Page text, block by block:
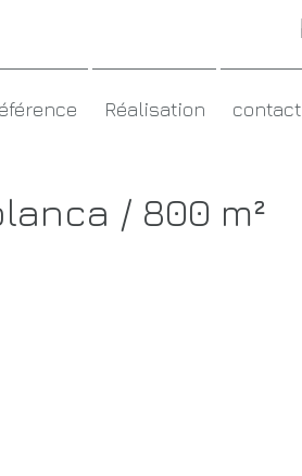
Réalisation contact
/ 800 m²